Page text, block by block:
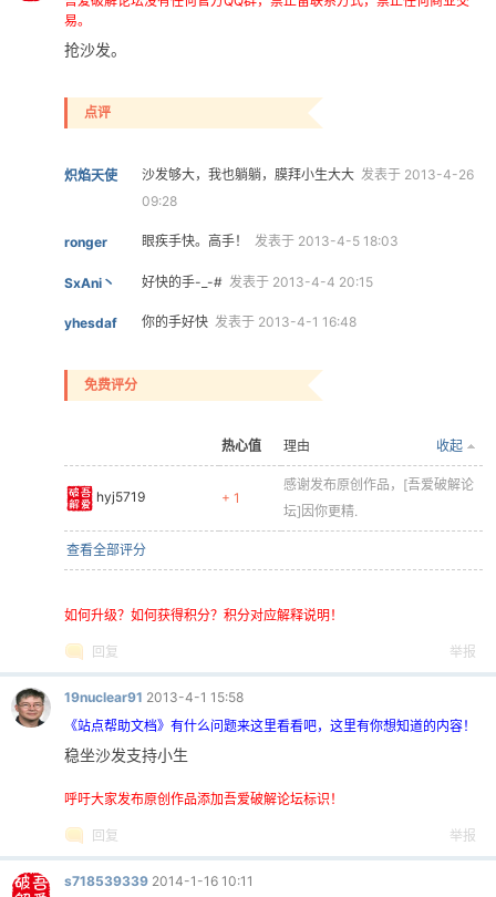
易。
抢沙发。
点评
炽焰天使 沙发够大，我也躺躺，膜拜小生大大 发表于 2013-4-26
09:28
ronger 眼疾手快。高手！ 发表于 2013-4-5 18:03
SxAni丶 好快的手-_-# 发表于 2013-4-4 20:15
yhesdaf 你的手好快 发表于 2013-4-1 16:48
免费评分
热心值 收起
理由
hyj5719 + 1
感谢发布原创作品，[吾爱破解论
坛]因你更精.
查看全部评分
如何升级？如何获得积分？积分对应解释说明！
回复 举报
19nuclear91 2013-4-1 15:58
《站点帮助文档》有什么问题来这里看看吧，这里有你想知道的内容！
稳坐沙发支持小生
呼吁大家发布原创作品添加吾爱破解论坛标识！
回复 举报
s718539339 2014-1-16 10:11